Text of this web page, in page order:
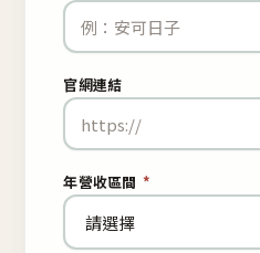
官網連結
年營收區間 *